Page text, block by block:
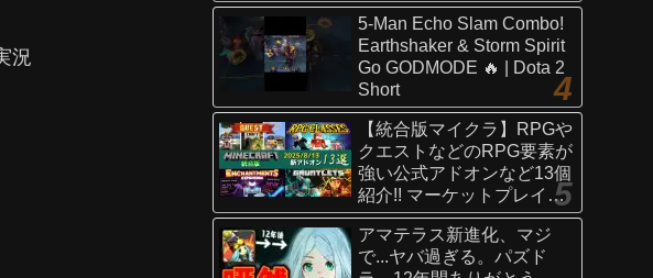
況
5-Man Echo Slam Combo!
Earthshaker & Storm Spirit
Go GODMODE 🔥 | Dota 2
Short
【統合版マイクラ】RPGや
クエストなどのRPG要素が
強い公式アドオンなど13個
紹介!! マーケットプレイス
情報
【Switch/Win10/PE/PS/Xb
ox】
アマテラス新進化、マジ
で...ヤバ過ぎる。パズド